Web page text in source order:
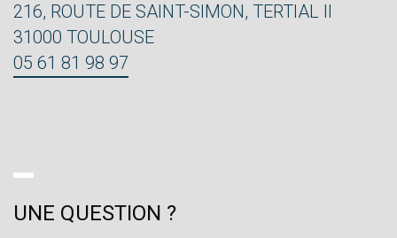
216, ROUTE DE SAINT-SIMON, TERTIAL II
31000 TOULOUSE
05 61 81 98 97
UNE QUESTION ?